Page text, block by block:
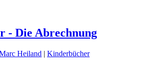
- Die Abrechnung
Heiland | Kinderbücher